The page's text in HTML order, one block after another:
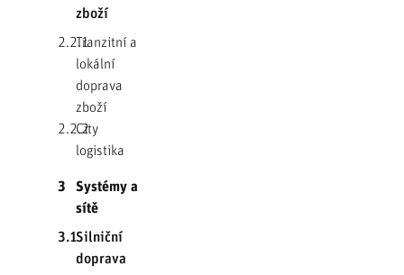
zboží
2.2.1Tranzitní a
lokální
doprava
zboží
2.2.2
City
logistika
3
Systémy a
sítě
3.1Silniční
doprava